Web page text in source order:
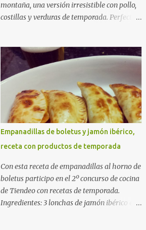
montaña, una versión irresistible con pollo,
costillas y verduras de temporada. Perfecta
400 g de arroz redondo (tipo bomba) 500 g
de pollo troceado 300 g de costillas de cerdo
troceadas 2 alcachofas frescas 150 g de
judías verdes planas 2 tomates maduros
rallados 1,2 litros de caldo de pollo (o agua) 1
cucharadita de hebras de azafrán 1
cucharadita de pimentón dulce 2 dientes de
ajo Aceite de oliva virgen extra Sal al gusto
(Opcional) una ramita de romero
Elaboración 1. Prepara las verduras Limpia
las alcachofas, retira las hojas duras y
córtalas en cuartos. Trocea las judías verdes.
Reserva en agua con limón para que no se
Empanadillas de boletus y jamón ibérico,
receta con productos de temporada
Con esta receta de empanadillas al horno de
boletus participo en el 2º concurso de cocina
de Tiendeo con recetas de temporada.
Ingredientes: 3 lonchas de jamón ibérico en